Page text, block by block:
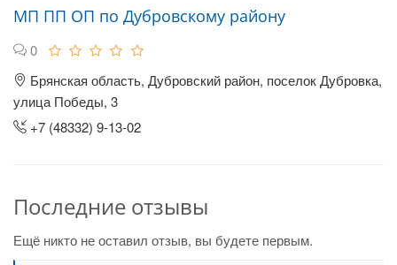
МП ПП ОП по Дубровскому району
0
Брянская область, Дубровский район, поселок Дубровка,
улица Победы, 3
+7 (48332) 9-13-02
Последние отзывы
Ещё никто не оставил отзыв, вы будете первым.